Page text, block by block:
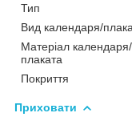
Тип
Вид календаря/
Матеріал календаря/
плаката
Покриття
Приховати